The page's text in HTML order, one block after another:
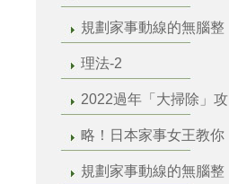
規劃家事動線的無腦整
理法-2
2022過年「大掃除」攻
略！日本家事女王教你
規劃家事動線的無腦整